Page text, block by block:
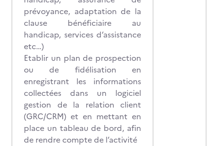
prévoyance, adaptation de la
clause bénéficiaire au
handicap, services d’assistance
etc…)
Etablir un plan de prospection
ou de fidélisation en
enregistrant les informations
collectées dans un logiciel
gestion de la relation client
(GRC/CRM) et en mettant en
place un tableau de bord, afin
de rendre compte de l’activité